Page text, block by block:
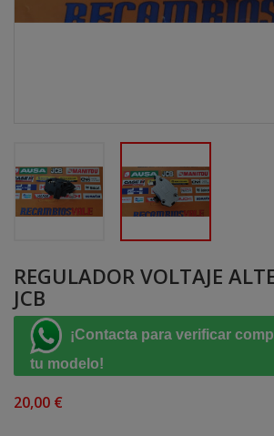
REGULADOR VOLTAJE
JCB
¡Contacta para verificar
tu modelo!
20,00 €